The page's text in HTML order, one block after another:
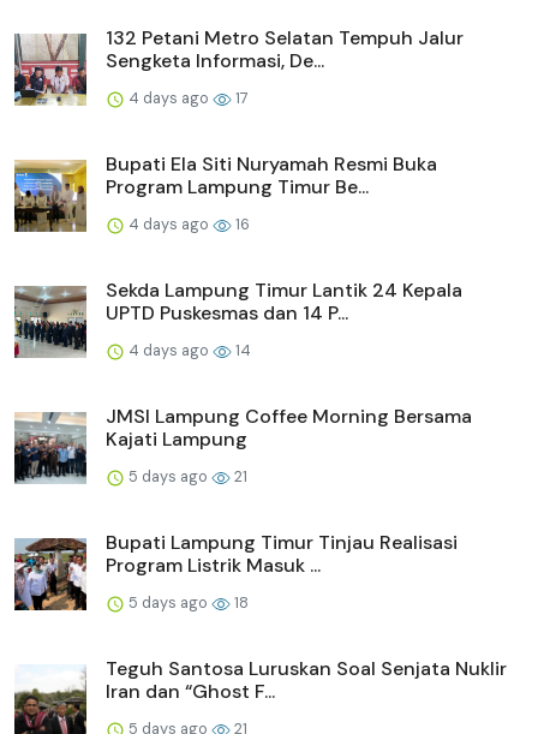
132 Petani Metro Selatan Tempuh Jalur
Sengketa Informasi, De...
4 days ago 17
Bupati Ela Siti Nuryamah Resmi Buka
Program Lampung Timur Be...
4 days ago 16
Sekda Lampung Timur Lantik 24 Kepala
UPTD Puskesmas dan 14 P...
4 days ago 14
JMSI Lampung Coffee Morning Bersama
Kajati Lampung
5 days ago 21
Bupati Lampung Timur Tinjau Realisasi
Program Listrik Masuk ...
5 days ago 18
Teguh Santosa Luruskan Soal Senjata Nuklir
Iran dan “Ghost F...
5 days ago 21